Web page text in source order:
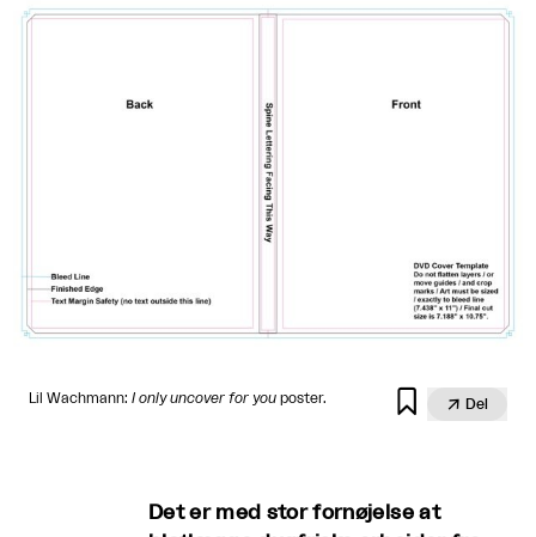
Lil Wachmann: I only uncover for you poster.   Del
Det er med stor fornøjelse at